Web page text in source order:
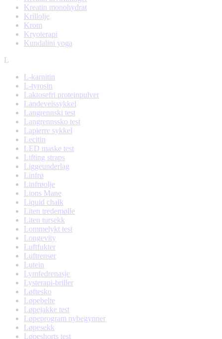
Kreatin monohydrat
Krillolje
Krom
Kryoterapi
Kundalini yoga
L
L-karnitin
L-tyrosin
Laktosefri proteinpulver
Landeveissykkel
Langrennski test
Langrennssko test
Lapierre sykkel
Lecitin
LED maske test
Lifting straps
Liggeunderlag
Linfrø
Linfrøolje
Lions Mane
Liquid chalk
Liten tredemølle
Liten tursekk
Lommelykt test
Longevity
Luftfukter
Luftrenser
Lutein
Lymfedrenasje
Lysterapi-briller
Løftesko
Løpebelte
Løpejakke test
Løpeprogram nybegynner
Løpesekk
Løpeshorts test